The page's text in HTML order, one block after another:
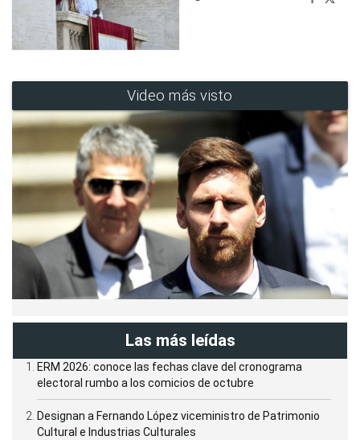
Video más visto
Las más leídas
ERM 2026: conoce las fechas clave del cronograma
electoral rumbo a los comicios de octubre
Designan a Fernando López viceministro de Patrimonio
Cultural e Industrias Culturales